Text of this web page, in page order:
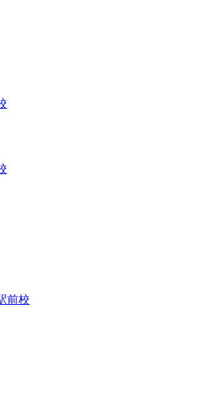
前校